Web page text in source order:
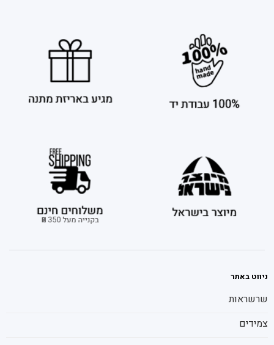
ניווט באתר
שרשראות
צמידים